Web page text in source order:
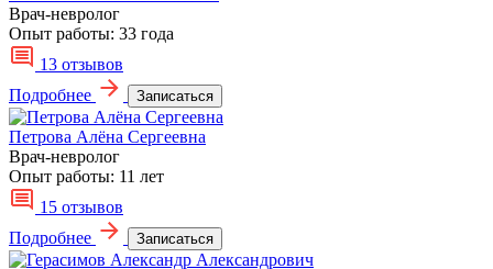
Врач-невролог
Опыт работы: 33 года
13 отзывов
Подробнее
Записаться
Петрова Алёна Сергеевна
Врач-невролог
Опыт работы: 11 лет
15 отзывов
Подробнее
Записаться